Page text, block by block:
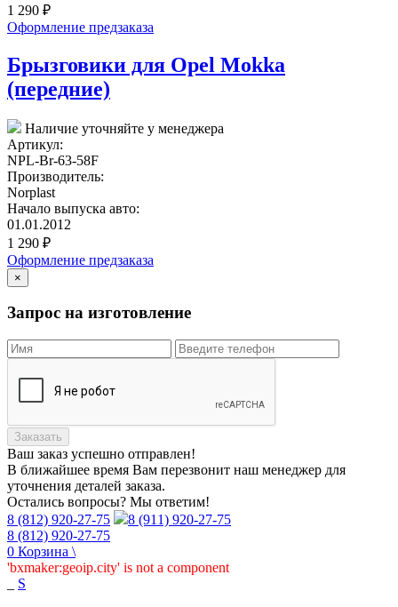
1 290 ₽
Оформление предзаказа
Брызговики для Opel Mokka
(передние)
Наличие уточняйте у менеджера
Артикул:
NPL-Br-63-58F
Производитель:
Norplast
Начало выпуска авто:
01.01.2012
1 290 ₽
Оформление предзаказа
×
Запрос на изготовление
Заказать
Ваш заказ успешно отправлен!
В ближайшее время Вам перезвонит наш менеджер для
уточнения деталей заказа.
Остались вопросы? Мы ответим!
8 (812) 920-27-75
8 (911) 920-27-75
8 (812) 920-27-75
0 Корзина \
'bxmaker:geoip.city' is not a component
S